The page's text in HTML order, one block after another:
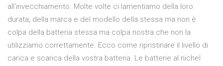
all'invecchiamento. Molte volte ci lamentiamo della loro
durata, della marca e del modello della stessa ma non è
colpa della batteria stessa ma colpa nostra che non la
utilizziamo correttamente. Ecco come ripristinare il livello di
carica e scarica della vostra batteria. Le batterie al nichel